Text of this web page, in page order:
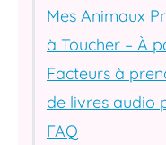
Mes Animaux
à Toucher – À
Facteurs à
de livres audio
FAQ